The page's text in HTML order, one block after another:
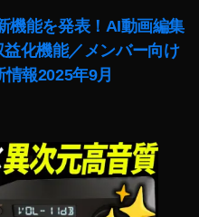
機能を発表！AI動画編集
化機能／メンバー向け
報2025年9月